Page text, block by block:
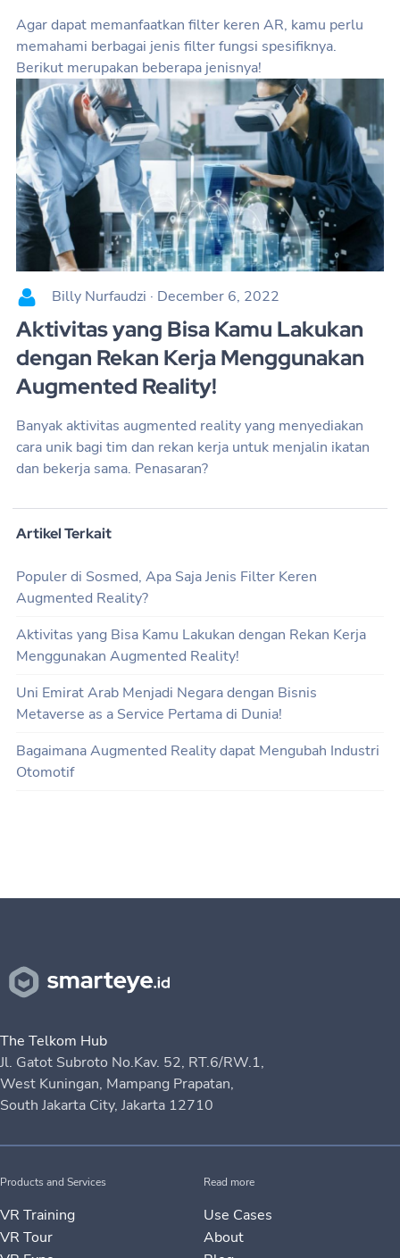
Agar dapat memanfaatkan filter keren AR, kamu perlu
memahami berbagai jenis filter fungsi spesifiknya.
Berikut merupakan beberapa jenisnya!
Billy Nurfaudzi · December 6, 2022
Aktivitas yang Bisa Kamu Lakukan
dengan Rekan Kerja Menggunakan
Augmented Reality!
Banyak aktivitas augmented reality yang menyediakan
cara unik bagi tim dan rekan kerja untuk menjalin ikatan
dan bekerja sama. Penasaran?
Artikel Terkait
Populer di Sosmed, Apa Saja Jenis Filter Keren
Augmented Reality?
Aktivitas yang Bisa Kamu Lakukan dengan Rekan Kerja
Menggunakan Augmented Reality!
Uni Emirat Arab Menjadi Negara dengan Bisnis
Metaverse as a Service Pertama di Dunia!
Bagaimana Augmented Reality dapat Mengubah Industri
Otomotif
The Telkom Hub
Jl. Gatot Subroto No.Kav. 52, RT.6/RW.1,
West Kuningan, Mampang Prapatan,
South Jakarta City, Jakarta 12710
Products and Services
VR Training
VR Tour
Read more
Use Cases
About